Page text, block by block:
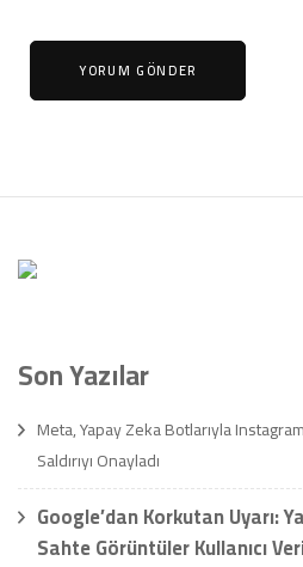
Son Yazılar
Meta, Yapay Zeka Botlarıyla
Saldırıyı Onayladı
Google’dan Korkutan Uyarı:
Sahte Görüntüler Kullanıcı